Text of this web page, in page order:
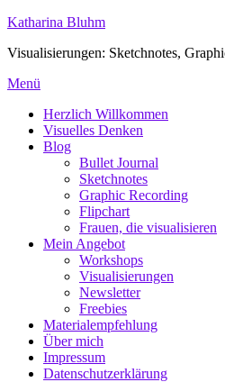
Zum
springen
Katharina Bluhm
Visualisierungen: Sketchnotes,
Menü
Herzlich Willkommen
Visuelles Denken
Blog
Bullet Journal
Sketchnotes
Graphic Recording
Flipchart
Frauen, die visualisieren
Mein Angebot
Workshops
Visualisierungen
Newsletter
Freebies
Materialempfehlung
Über mich
Impressum
Datenschutzerklärung